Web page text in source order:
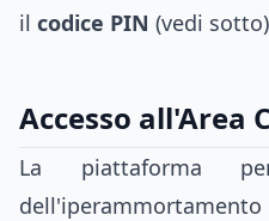
il codice PIN (vedi
Accesso all'Area
La piattaforma